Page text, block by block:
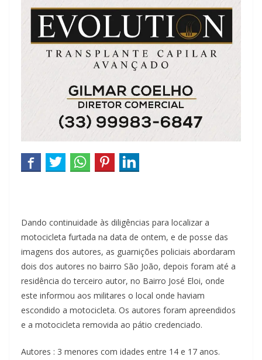
Dando continuidade às diligências para localizar a
motocicleta furtada na data de ontem, e de posse das
imagens dos autores, as guarnições policiais abordaram
dois dos autores no bairro São João, depois foram até a
residência do terceiro autor, no Bairro José Eloi, onde
este informou aos militares o local onde haviam
escondido a motocicleta. Os autores foram apreendidos
e a motocicleta removida ao pátio credenciado.
Autores : 3 menores com idades entre 14 e 17 anos.